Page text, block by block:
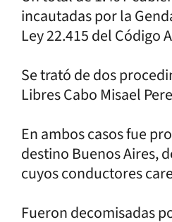
incautadas por la
Ley 22.415 del Código
Se trató de dos
Libres Cabo Misael
En ambos casos fue
destino Buenos Aires,
cuyos conductores
Fueron decomisadas